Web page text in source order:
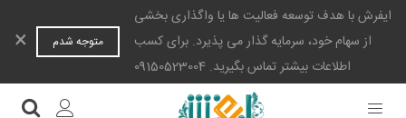
ایفرش با هدف توسعه فعالیت ها یا واگذاری بخشی
از سهام خود، سرمایه گذار می پذیرد. برای کسب
اطلاعات بیشتر تماس بگیرید. 09150523004
متوجه شدم ×